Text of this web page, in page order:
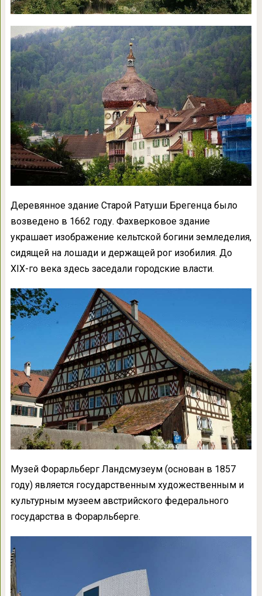
Деревянное здание Старой Ратуши Брегенца было
возведено в 1662 году. Фахверковое здание
украшает изображение кельтской богини земледелия,
сидящей на лошади и держащей рог изобилия. До
XIX-го века здесь заседали городские власти.
Музей Форарльберг Ландсмузеум (основан в 1857
году) является государственным художественным и
культурным музеем австрийского федерального
государства в Форарльберге.